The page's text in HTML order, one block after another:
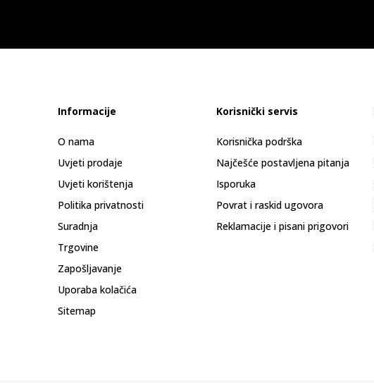
Informacije
O nama
Uvjeti prodaje
Uvjeti korištenja
Politika privatnosti
Suradnja
Trgovine
Zapošljavanje
Uporaba kolačića
Sitemap
Korisnički servis
Korisnička podrška
Najčešće postavljena pitanja
Isporuka
Povrat i raskid ugovora
Reklamacije i pisani prigovori